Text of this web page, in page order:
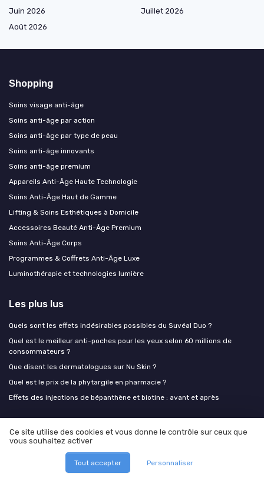
Juin 2026
Juillet 2026
Août 2026
Shopping
Soins visage anti-âge
Soins anti-âge par action
Soins anti-âge par type de peau
Soins anti-âge innovants
Soins anti-âge premium
Appareils Anti-Âge Haute Technologie
Soins Anti-Âge Haut de Gamme
Lifting & Soins Esthétiques à Domicile
Accessoires Beauté Anti-Âge Premium
Soins Anti-Âge Corps
Programmes & Coffrets Anti-Âge Luxe
Luminothérapie et technologies lumière
Les plus lus
Quels sont les effets indésirables possibles du Suvéal Duo ?
Quel est le meilleur anti-poches pour les yeux selon 60 millions de
consommateurs ?
Que disent les dermatologues sur Nu Skin ?
Quel est le prix de la phytargile en pharmacie ?
Effets des injections de bépanthène et biotine : avant et après
Les derniers articles
son traitement esthétique
Liposuccion du double menton : comment choisir le bon traitement pour
Ce site utilise des cookies et vous donne le contrôle sur ceux que
vous souhaitez activer
Tout accepter Personnaliser